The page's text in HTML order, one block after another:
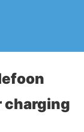
charging